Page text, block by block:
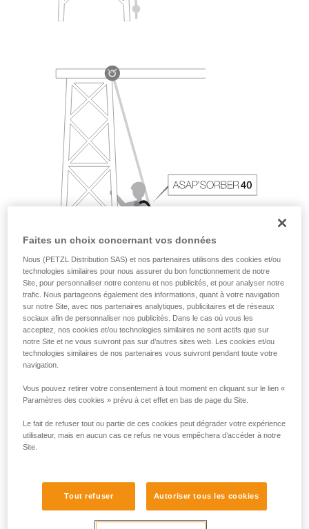
La longueur de l’ASAP’SORBER 40 offre au travailleur plus
Faites un choix concernant vos données
Nous (PETZL Distribution SAS) et nos partenaires utilisons des cookies et/ou
technologies similaires pour nous assurer du bon fonctionnement de notre
Site, pour personnaliser notre contenu et nos publicités, et pour analyser notre
trafic. Nous partageons également des informations, quant à votre navigation
sur notre Site, avec nos partenaires analytiques, publicitaires et de réseaux
sociaux afin de personnaliser nos publicités. Dans le cas où vous les
acceptez, nos cookies et/ou technologies similaires ne sont actifs que sur
notre Site et ne vous suivront pas sur d’autres sites web. Les cookies et/ou
technologies similaires de nos partenaires vous suivront pendant toute votre
navigation.
Vous pouvez retirer votre consentement à tout moment en cliquant sur le lien «
Paramètres des cookies » prévu à cet effet en bas de page du Site.
Le fait de refuser tout ou partie de ces cookies peut dégrader votre expérience
utilisateur, mais en aucun cas ce refus ne vous empêchera d’accéder à notre
Site.
Tout refuser Autoriser tous les cookies